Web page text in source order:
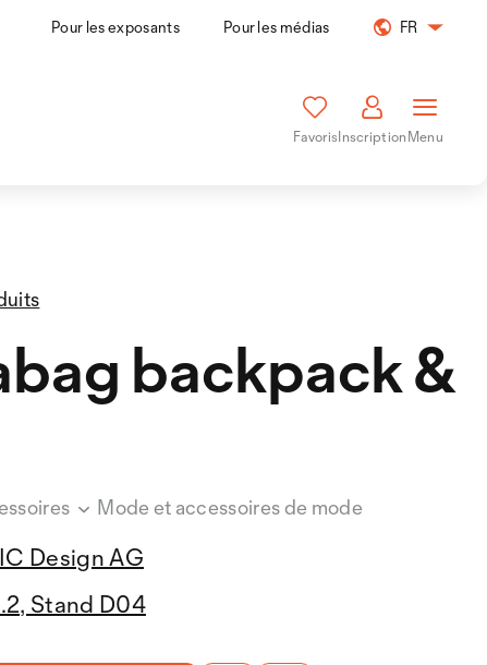
Pour les exposants Pour les médias FR
FavorisInscriptionMenu
backpack &
Mode et accessoires de mode
IC Design AG
Stand D04